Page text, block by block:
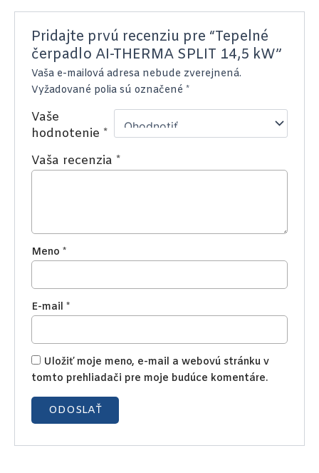
Pridajte prvú recenziu pre “Tepelné
čerpadlo AI-THERMA SPLIT 14,5 kW”
Vaša e-mailová adresa nebude zverejnená.
Vyžadované polia sú označené*
Vaše
hodnotenie *
Vaša recenzia *
Meno*
E-mail*
Uložiť moje meno, e-mail a webovú stránku v
tomto prehliadači pre moje budúce komentáre.